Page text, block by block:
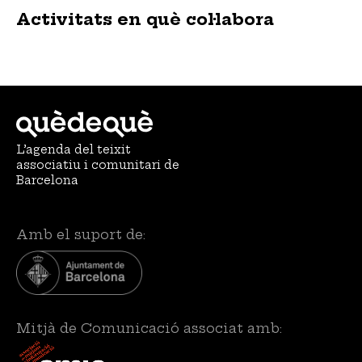
Activitats en què col·labora
L’agenda del teixit
associatiu i comunitari de
Barcelona
Amb el suport de:
Mitjà de Comunicació associat amb: